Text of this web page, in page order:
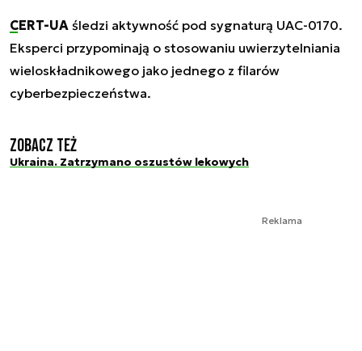
CERT-UA śledzi aktywność pod sygnaturą UAC-0170.
Eksperci przypominają o stosowaniu uwierzytelniania
wieloskładnikowego jako jednego z filarów
cyberbezpieczeństwa.
Zobacz też
Ukraina. Zatrzymano oszustów lekowych
Reklama